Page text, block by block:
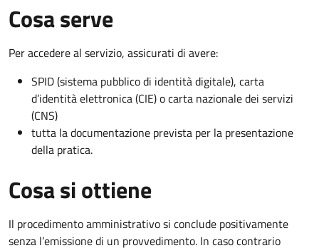
Cosa serve
Per accedere al servizio, assicurati di avere:
SPID (sistema pubblico di identità digitale), carta
d’identità elettronica (CIE) o carta nazionale dei servizi
(CNS)
tutta la documentazione prevista per la presentazione
della pratica.
Cosa si ottiene
Il procedimento amministrativo si conclude positivamente
senza l’emissione di un provvedimento. In caso contrario